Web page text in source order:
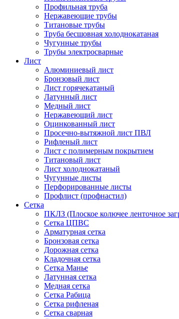
Профильная труба
Нержавеющие трубы
Титановые трубы
Труба бесшовная холоднокатаная
Чугунные трубы
Трубы электросварные
Лист
Алюминиевый лист
Бронзовый лист
Лист горячекатаный
Латунный лист
Медный лист
Нержавеющий лист
Оцинкованный лист
Просечно-вытяжной лист ПВЛ
Рифленый лист
Лист с полимерным покрытием
Титановый лист
Лист холоднокатаный
Чугунные листы
Перфорированные листы
Профлист (профнастил)
Сетка
ПКЛЗ (Плоское колючее ленточное
Сетка ЦПВС
Арматурная сетка
Бронзовая сетка
Дорожная сетка
Кладочная сетка
Сетка Манье
Латунная сетка
Медная сетка
Сетка Рабица
Сетка рифленая
Сетка сварная